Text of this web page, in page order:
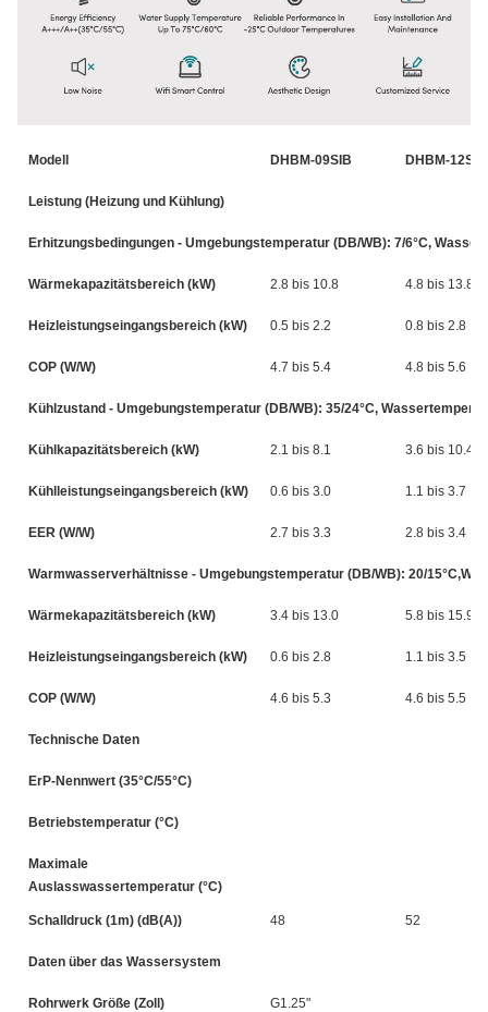
Modell DHBM-09SIB DHBM-12SIB
Leistung (Heizung und Kühlung)
Erhitzungsbedingungen - Umgebungstemperatur (DB/WB): 7/6°C,
Wärmekapazitätsbereich (kW) 2.8 bis 10.8 4.8 bis 13.8
Heizleistungseingangsbereich (kW) 0.5 bis 2.2 0.8 bis 2.8
COP (W/W) 4.7 bis 5.4 4.8 bis 5.6
Kühlzustand - Umgebungstemperatur (DB/WB): 35/24°C,
Kühlkapazitätsbereich (kW) 2.1 bis 8.1 3.6 bis 10.4
Kühlleistungseingangsbereich (kW) 0.6 bis 3.0 1.1 bis 3.7
EER (W/W) 2.7 bis 3.3 2.8 bis 3.4
Warmwasserverhältnisse - Umgebungstemperatur (DB/WB): 20/
Wärmekapazitätsbereich (kW) 3.4 bis 13.0 5.8 bis 15.9
Heizleistungseingangsbereich (kW) 0.6 bis 2.8 1.1 bis 3.5
COP (W/W) 4.6 bis 5.3 4.6 bis 5.5
Technische Daten
ErP-Nennwert (35°C/55°C)
Betriebstemperatur (°C)
Maximale
Auslasswassertemperatur (°C)
Schalldruck (1m) (dB(A)) 48 52
Daten über das Wassersystem
Rohrwerk Größe (Zoll) G1.25"